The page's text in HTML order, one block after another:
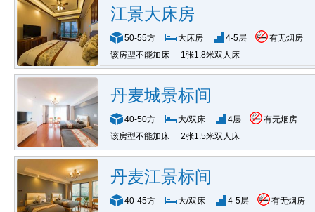
江景大床房
50-55方 大床房 4-5层
有无烟房
该房型不能加床
1张1.8米双人床
丹麦城景标间
40-50方 大/双床 4层
有无烟房
该房型不能加床
2张1.5米双人床
丹麦江景标间
40-45方 大/双床 4-5层
有无烟房